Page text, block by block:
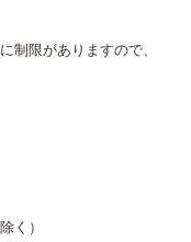
制限がありますので、
く）